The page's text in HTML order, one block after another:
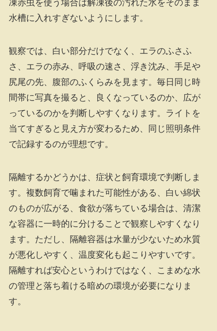
凍赤虫を使う場合は解凍後の汚れた水をそのまま
水槽に入れすぎないようにします。
観察では、白い部分だけでなく、エラのふさふ
さ、エラの赤み、呼吸の速さ、浮き沈み、手足や
尻尾の先、腹部のふくらみを見ます。毎日同じ時
間帯に写真を撮ると、良くなっているのか、広が
っているのかを判断しやすくなります。ライトを
当てすぎると見え方が変わるため、同じ照明条件
で記録するのが理想です。
隔離するかどうかは、症状と飼育環境で判断しま
す。複数飼育で噛まれた可能性がある、白い綿状
のものが広がる、食欲が落ちている場合は、清潔
な容器に一時的に分けることで観察しやすくなり
ます。ただし、隔離容器は水量が少ないため水質
が悪化しやすく、温度変化も起こりやすいです。
隔離すれば安心というわけではなく、こまめな水
の管理と落ち着ける暗めの環境が必要になりま
す。